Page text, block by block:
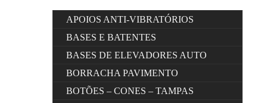
APOIOS ANTI-VIBRATÓRIOS
BASES E BATENTES
BASES DE ELEVADORES AUTO
BORRACHA PAVIMENTO
BOTÕES – CONES – TAMPAS